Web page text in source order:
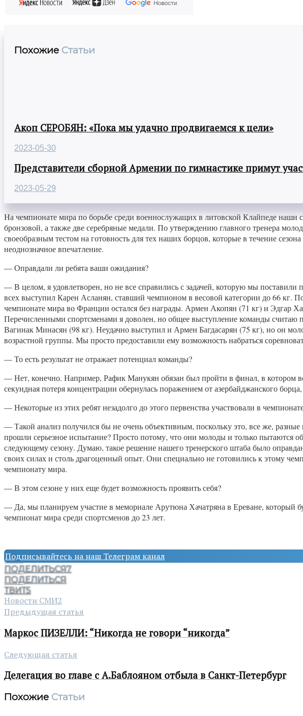
Похожие Статьи
Акоп СЕРОБЯН: «Пока мы удачно продвигаемся к цели»
2023-05-30
Представители сборной Армении по гимнастике примут
2023-05-29
На чемпионате мира по борьбе среди военнослужащих в литовской Клайпеде наши
бронзовой, а также две серебряные медали. По утверждению главного тренера
своеобразным тестом на готовность для тех наших борцов, которые в течение
неоднозначное впечатление.
— Оправдали ли ребята ваши ожидания?
— В целом, я удовлетворен, но не все справились с задачей, которую мы
всех выступил Карен Асланян, ставший чемпионом в весовой категории до 66 кг.
чемпионате мира во Франции остался без награды. Армен Акопян (71 кг) и Эдгар
Перечисленными спортсменами я доволен, но общее выступление команды
Вагинак Минасян (98 кг). Неудачно выступил и Армен Багдасарян (75 кг), но он
возрастной группы. Мы просто предоставили ему возможность набраться
— То есть результат не отражает потенциал команды?
— Нет, конечно. Например, Рафик Манукян обязан был пройти в финал, в котором
секундная потеря концентрации обернулась поражением от азербайджанского
— Некоторые из этих ребят незадолго до этого первенства участвовали в
— Такой анализ получился бы не очень объективным, поскольку это, все же,
прошли серьезное испытание? Просто потому, что они молоды и только пытаются
следующему сезону. Думаю, такое решение нашего тренерского штаба было
своих силах и столь драгоценный опыт. Они специально не готовились к этому
чемпионату мира.
— В этом сезоне у них еще будет возможность проявить себя?
— Да, мы планируем участие в мемориале Арутюна Хачатряна в Ереване, который
чемпионат мира среди спортсменов до 23 лет.
Подписывайтесь на наш Телеграм канал
ПОДЕЛИТЬСЯ7
ПОДЕЛИТЬСЯ
ТВИТ5
Новости СМИ2
Предыдущая статья
Маркос ПИЗЕЛЛИ: “Никогда не говори “никогда”
Следующая статья
Делегация во главе с А.Баблояном отбыла в Санкт-Петербург
Похожие Статьи